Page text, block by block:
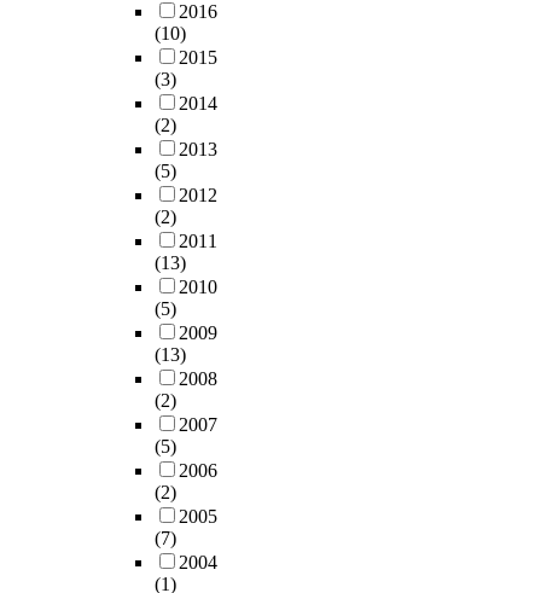
2016
(10)
2015
(3)
2014
(2)
2013
(5)
2012
(2)
2011
(13)
2010
(5)
2009
(13)
2008
(2)
2007
(5)
2006
(2)
2005
(7)
2004
(1)